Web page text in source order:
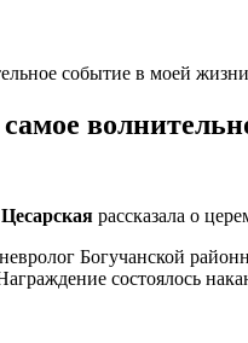
событие в моей
рассказала о
Богучанской
состоялось